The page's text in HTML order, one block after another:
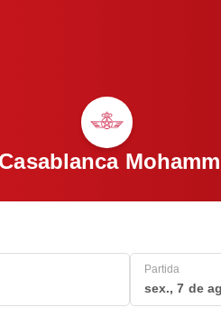
Partida
sex., 7 de